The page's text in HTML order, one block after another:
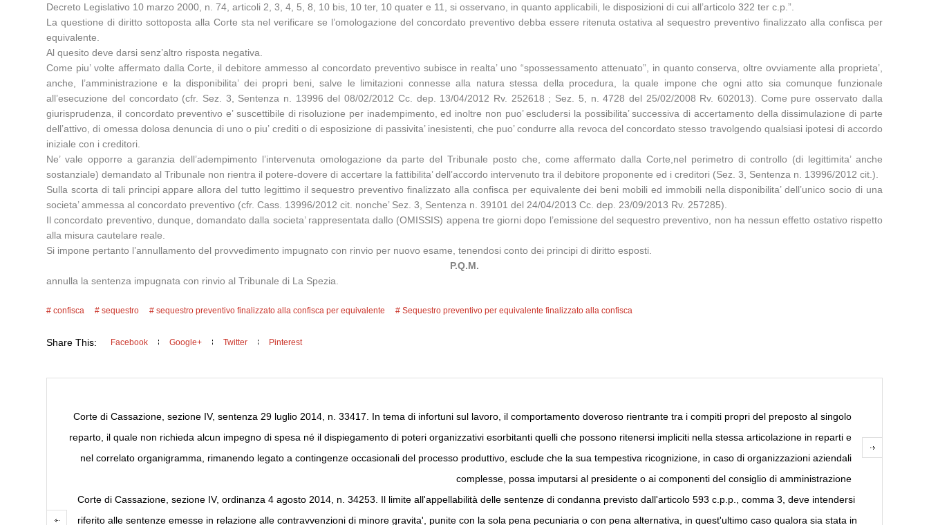
Decreto Legislativo 10 marzo 2000, n. 74, articoli 2, 3, 4, 5, 8, 10 bis, 10 ter, 10 quater e 11, si osservano, in quanto applicabili, le disposizioni di cui all’articolo 322 ter c.p.”.
La questione di diritto sottoposta alla Corte sta nel verificare se l’omologazione del concordato preventivo debba essere ritenuta ostativa al sequestro preventivo finalizzato alla confisca per
equivalente.
Al quesito deve darsi senz’altro risposta negativa.
Come piu’ volte affermato dalla Corte, il debitore ammesso al concordato preventivo subisce in realta’ uno “spossessamento attenuato”, in quanto conserva, oltre ovviamente alla proprieta’,
anche, l’amministrazione e la disponibilita’ dei propri beni, salve le limitazioni connesse alla natura stessa della procedura, la quale impone che ogni atto sia comunque funzionale
all’esecuzione del concordato (cfr. Sez. 3, Sentenza n. 13996 del 08/02/2012 Cc. dep. 13/04/2012 Rv. 252618 ; Sez. 5, n. 4728 del 25/02/2008 Rv. 602013). Come pure osservato dalla
giurisprudenza, il concordato preventivo e’ suscettibile di risoluzione per inadempimento, ed inoltre non puo’ escludersi la possibilita’ successiva di accertamento della dissimulazione di parte
dell’attivo, di omessa dolosa denuncia di uno o piu’ crediti o di esposizione di passivita’ inesistenti, che puo’ condurre alla revoca del concordato stesso travolgendo qualsiasi ipotesi di accordo
iniziale con i creditori.
Ne’ vale opporre a garanzia dell’adempimento l’intervenuta omologazione da parte del Tribunale posto che, come affermato dalla Corte,nel perimetro di controllo (di legittimita’ anche
sostanziale) demandato al Tribunale non rientra il potere-dovere di accertare la fattibilita’ dell’accordo intervenuto tra il debitore proponente ed i creditori (Sez. 3, Sentenza n. 13996/2012 cit.).
Sulla scorta di tali principi appare allora del tutto legittimo il sequestro preventivo finalizzato alla confisca per equivalente dei beni mobili ed immobili nella disponibilita’ dell’unico socio di una
societa’ ammessa al concordato preventivo (cfr. Cass. 13996/2012 cit. nonche’ Sez. 3, Sentenza n. 39101 del 24/04/2013 Cc. dep. 23/09/2013 Rv. 257285).
Il concordato preventivo, dunque, domandato dalla societa’ rappresentata dallo (OMISSIS) appena tre giorni dopo l’emissione del sequestro preventivo, non ha nessun effetto ostativo rispetto
alla misura cautelare reale.
Si impone pertanto l’annullamento del provvedimento impugnato con rinvio per nuovo esame, tenendosi conto dei principi di diritto esposti.
P.Q.M.
annulla la sentenza impugnata con rinvio al Tribunale di La Spezia.
confisca sequestro sequestro preventivo finalizzato alla confisca per equivalente Sequestro preventivo per equivalente finalizzato alla confisca
Share This: Facebook Google+ Twitter Pinterest
Corte di Cassazione, sezione IV, sentenza 29 luglio 2014, n. 33417. In tema di infortuni sul lavoro, il comportamento doveroso rientrante tra i compiti propri del preposto al singolo
reparto, il quale non richieda alcun impegno di spesa né il dispiegamento di poteri organizzativi esorbitanti quelli che possono ritenersi impliciti nella stessa articolazione in reparti e
nel correlato organigramma, rimanendo legato a contingenze occasionali del processo produttivo, esclude che la sua tempestiva ricognizione, in caso di organizzazioni aziendali
complesse, possa imputarsi al presidente o ai componenti del consiglio di amministrazione
Corte di Cassazione, sezione IV, ordinanza 4 agosto 2014, n. 34253. Il limite all'appellabilità delle sentenze di condanna previsto dall'articolo 593 c.p.p., comma 3, deve intendersi
riferito alle sentenze emesse in relazione alle contravvenzioni di minore gravita', punite con la sola pena pecuniaria o con pena alternativa, in quest'ultimo caso qualora sia stata in